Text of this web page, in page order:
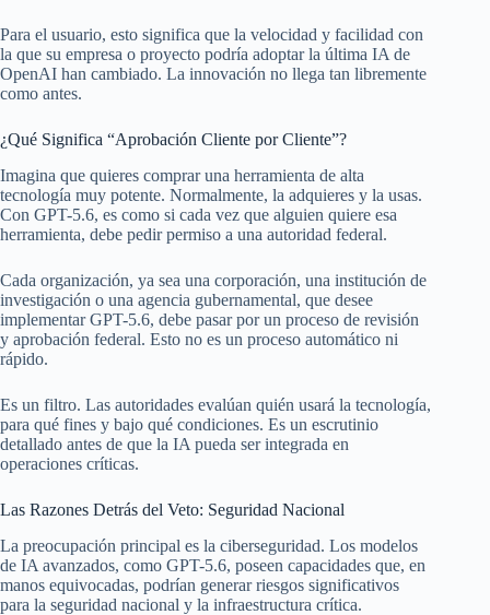
Para el usuario, esto significa que la velocidad y facilidad con
la que su empresa o proyecto podría adoptar la última IA de
OpenAI han cambiado. La innovación no llega tan libremente
como antes.
¿Qué Significa “Aprobación Cliente por Cliente”?
Imagina que quieres comprar una herramienta de alta
tecnología muy potente. Normalmente, la adquieres y la usas.
Con GPT-5.6, es como si cada vez que alguien quiere esa
herramienta, debe pedir permiso a una autoridad federal.
Cada organización, ya sea una corporación, una institución de
investigación o una agencia gubernamental, que desee
implementar GPT-5.6, debe pasar por un proceso de revisión
y aprobación federal. Esto no es un proceso automático ni
rápido.
Es un filtro. Las autoridades evalúan quién usará la tecnología,
para qué fines y bajo qué condiciones. Es un escrutinio
detallado antes de que la IA pueda ser integrada en
operaciones críticas.
Las Razones Detrás del Veto: Seguridad Nacional
La preocupación principal es la ciberseguridad. Los modelos
de IA avanzados, como GPT-5.6, poseen capacidades que, en
manos equivocadas, podrían generar riesgos significativos
para la seguridad nacional y la infraestructura crítica.